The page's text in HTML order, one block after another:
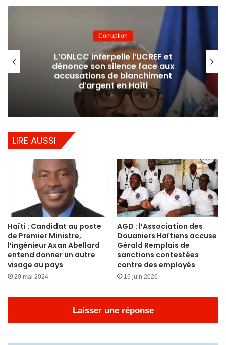
Corruption
L’ONLCC interpelle l’UCREF et
dénonce son silence face aux
accusations de blanchiment
d’argent en Haïti
LIRE AUSSI
Haïti : Candidat au poste
de Premier Ministre,
l’ingénieur Axan Abellard
entend donner un autre
visage au pays
20 mai 2024
AGD : l’Association des
Douaniers Haïtiens accuse
Gérald Remplais de
sanctions contestées
contre des employés
16 juin 2026
Laisser une réponse